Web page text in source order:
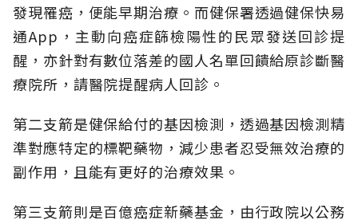
發現罹癌，便能早期治療。而健保署透過健保快易
通App，主動向癌症篩檢陽性的民眾發送回診提
醒，亦針對有數位落差的國人名單回饋給原診斷醫
療院所，請醫院提醒病人回診。
第二支箭是健保給付的基因檢測，透過基因檢測精
準對應特定的標靶藥物，減少患者忍受無效治療的
副作用，且能有更好的治療效果。
第三支箭則是百億癌症新藥基金，由行政院以公務